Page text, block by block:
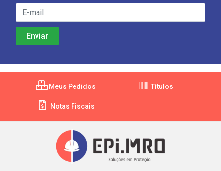
Meus Pedidos Títulos
Notas Fiscais